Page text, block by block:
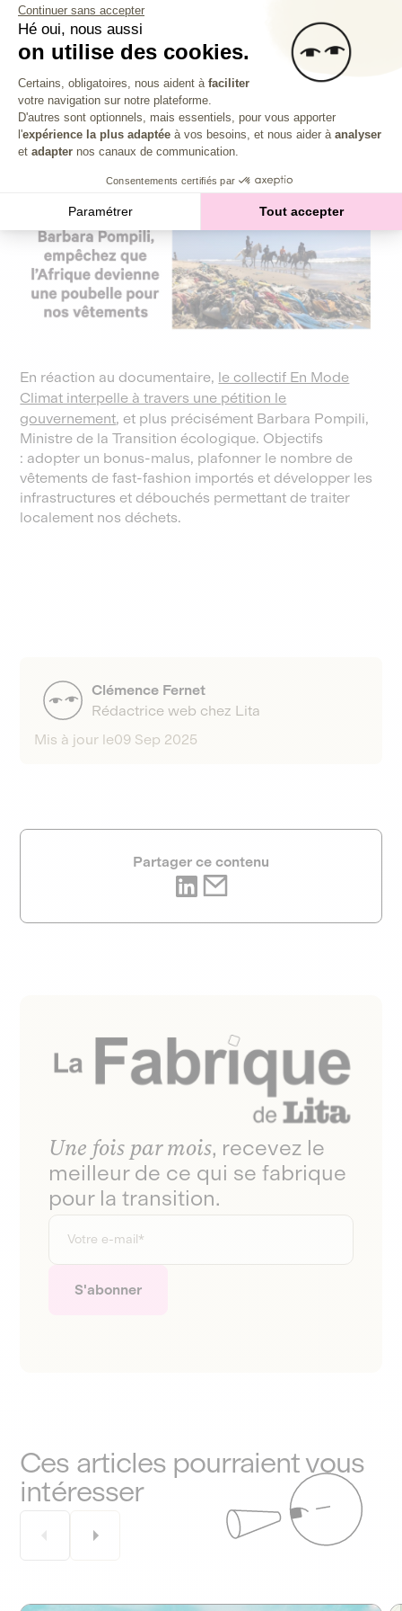
enjeux sociaux et environnementaux. Peut-être le seul
système de financement permettant aujourd’hui à Julia
Faure, pourtant à la tête d’une marque de prêt-à-
porter, de marteler un message fort :
« Arrêtez
d’acheter des vêtements ! »
En réaction au documentaire, le collectif En Mode
Climat interpelle à travers une pétition le
gouvernement, et plus précisément Barbara Pompili,
Ministre de la Transition écologique. Objectifs
: adopter un bonus-malus, plafonner le nombre de
vêtements de fast-fashion importés et développer les
infrastructures et débouchés permettant de traiter
localement nos déchets.
Clémence Fernet
Rédactrice web chez Lita
Mis à jour le09 Sep 2025
Partager ce contenu
Une fois par mois, recevez le
meilleur de ce qui se fabrique
pour la transition.
Ces articles pourraient vous
intéresser
Continuer sans accepter
Hé oui, nous aussi
on utilise des cookies.
Plateforme de Gestion du
Certains, obligatoires, nous aident à faciliter
votre navigation sur notre plateforme.
D'autres sont optionnels, mais essentiels, pour vous apporter
l'expérience la plus adaptée à vos besoins, et nous aider à analyser
et adapter nos canaux de communication.
Consentements certifiés par
Paramétrer Tout accepter
Axeptio consent